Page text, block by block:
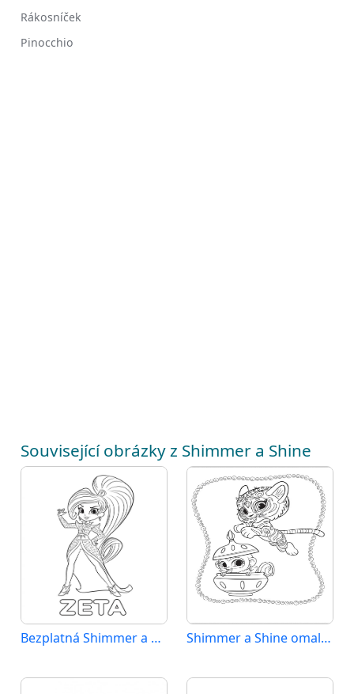
Rákosníček
Pinocchio
Související obrázky z Shimmer a Shine
Bezplatná Shimmer a Shine k tisku Shimmer a Shine omalovánka zdarma